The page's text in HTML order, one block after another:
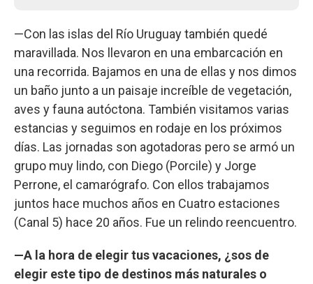
—Con las islas del Río Uruguay también quedé
maravillada. Nos llevaron en una embarcación en
una recorrida. Bajamos en una de ellas y nos dimos
un baño junto a un paisaje increíble de vegetación,
aves y fauna autóctona. También visitamos varias
estancias y seguimos en rodaje en los próximos
días. Las jornadas son agotadoras pero se armó un
grupo muy lindo, con Diego (Porcile) y Jorge
Perrone, el camarógrafo. Con ellos trabajamos
juntos hace muchos años en Cuatro estaciones
(Canal 5) hace 20 años. Fue un relindo reencuentro.
—A la hora de elegir tus vacaciones, ¿sos de
elegir este tipo de destinos más naturales o